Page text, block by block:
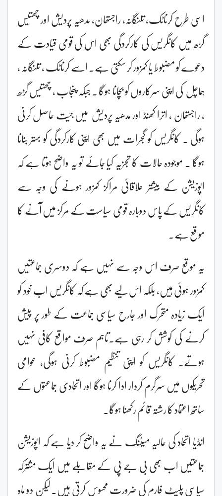
اسی طرح کرناٹک، تلنگانہ، راجستھان، مدھیہ پردیش اور چھتیس
گڑھ میں کانگریس کی کارکردگی بھی اس کی قومی قیادت کے
دعوے کو مضبوط یا کمزور کر سکتی ہے۔ اسے کرناٹک ، تلنگانہ ،
ہماچل کی اپنی سرکاروں کو بچانا ہوگا ۔ جبکہ پنجاب ، چھتیس گڑھ
، راجستھان ، اترا کھنڈ اور مدھیہ پردیش میں جیت حاصل کرنی
ہوگی ۔ کانگریس کو گجرات میں بھی اپنی کارکردگی کو بہتر بنانا
ہوگا ۔ موجودہ حالات کا تجزیہ کیا جائے تو یہ واضح ہوتا ہے کہ
اپوزیشن کے بیشتر علاقائی مراکز کمزور ہونے کی وجہ سے
کانگریس کے پاس دوبارہ قومی سیاست کے مرکز میں آنے کا
موقع ہے۔
یہ موقع صرف اس وجہ سے نہیں ہے کہ دوسری جماعتیں
کمزور ہوئی ہیں، بلکہ اس لیے بھی ہے کہ کانگریس اب خود کو
ایک زیادہ متحرک اور جارح سیاسی جماعت کے طور پر پیش
کرنے کی کوشش کر رہی ہے۔تاہم صرف مواقع کافی نہیں
ہوتے۔ کانگریس کو اپنی تنظیم مضبوط کرنی ہوگی، عوامی
تحریکوں میں سرگرم کردار ادا کرنا ہوگا اور اتحادی جماعتوں کے
ساتھ اعتماد کا رشتہ قائم رکھنا ہوگا۔
انڈیا اتحاد کی حالیہ میٹنگ نے یہ واضح کر دیا ہے کہ اپوزیشن
جماعتیں اب بھی بی جے پی کے مقابلے میں ایک مشترکہ
سیاسی پلیٹ فارم کی ضرورت محسوس کرتی ہیں۔لیکن دو ماہ